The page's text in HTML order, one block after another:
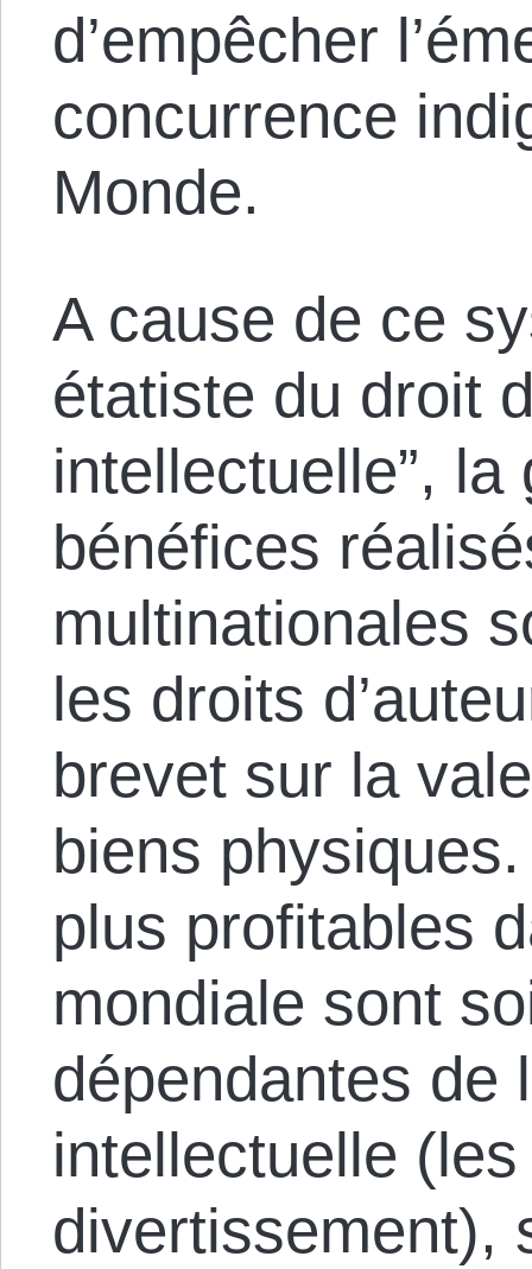
d’empêcher
concurrence
Monde.
A cause de ce
étatiste du droit
intellectuelle”,
bénéfices
multinationales
les droits
brevet sur la
biens
plus profitables
mondiale sont
dépendantes de
intellectuelle
divertissement),